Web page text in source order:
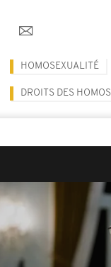
HOMOSEXUALITÉ
DROITS DES